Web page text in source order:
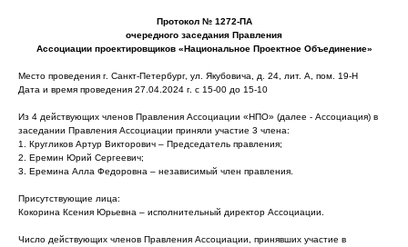
Протокол № 1272-ПА
очередного заседания Правления
Ассоциации проектировщиков «Национальное Проектное Объединение»
Место проведения г. Санкт-Петербург, ул. Якубовича, д. 24, лит. А, пом. 19-Н
Дата и время проведения 27.04.2024 г. с 15-00 до 15-10
Из 4 действующих членов Правления Ассоциации «НПО» (далее - Ассоциация) в
заседании Правления Ассоциации приняли участие 3 члена:
1. Кругликов Артур Викторович – Председатель правления;
2. Еремин Юрий Сергеевич;
3. Еремина Алла Федоровна – независимый член правления.
Присутствующие лица:
Кокорина Ксения Юрьевна – исполнительный директор Ассоциации.
Число действующих членов Правления Ассоциации, принявших участие в